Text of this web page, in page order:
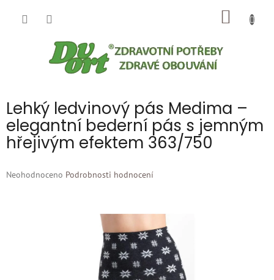
Lehký ledvinový pás Medima –
elegantní bederní pás s jemným
hřejivým efektem 363/750
Průměrné
Neohodnoceno Podrobnosti hodnocení